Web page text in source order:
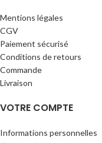
Mentions légales
CGV
Paiement sécurisé
Conditions de retours
Commande
Livraison
VOTRE COMPTE
Informations personnelles